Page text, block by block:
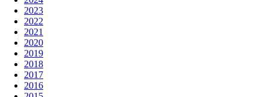
2023
2022
2021
2020
2019
2018
2017
2016